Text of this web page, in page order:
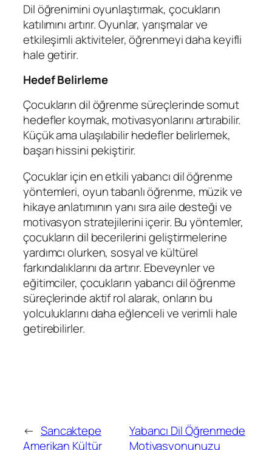
Dil öğrenimini oyunlaştırmak, çocukların
katılımını artırır. Oyunlar, yarışmalar ve
etkileşimli aktiviteler, öğrenmeyi daha keyifli
hale getirir.
Hedef Belirleme
Çocukların dil öğrenme süreçlerinde somut
hedefler koymak, motivasyonlarını artırabilir.
Küçük ama ulaşılabilir hedefler belirlemek,
başarı hissini pekiştirir.
Çocuklar için en etkili yabancı dil öğrenme
yöntemleri, oyun tabanlı öğrenme, müzik ve
hikaye anlatımının yanı sıra aile desteği ve
motivasyon stratejilerini içerir. Bu yöntemler,
çocukların dil becerilerini geliştirmelerine
yardımcı olurken, sosyal ve kültürel
farkındalıklarını da artırır. Ebeveynler ve
eğitimciler, çocukların yabancı dil öğrenme
süreçlerinde aktif rol alarak, onların bu
yolculuklarını daha eğlenceli ve verimli hale
getirebilirler.
← Sancaktepe
Amerikan Kültür
Yabancı Dil Öğrenmede
Motivasyonunuzu